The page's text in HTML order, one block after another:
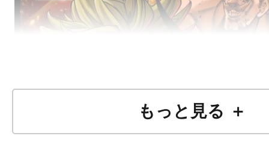
もっと見る ＋